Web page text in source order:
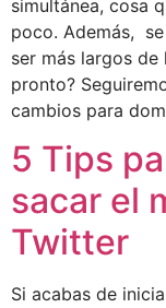
simultánea, cosa
poco. Además,
ser más largos de
pronto?
cambios para
5 Tips
sacar el
Twitter
Si acabas de